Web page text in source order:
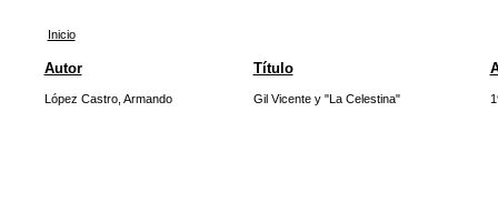
Inicio
Autor Título
López Castro, Armando Gil Vicente y "La Celestina"